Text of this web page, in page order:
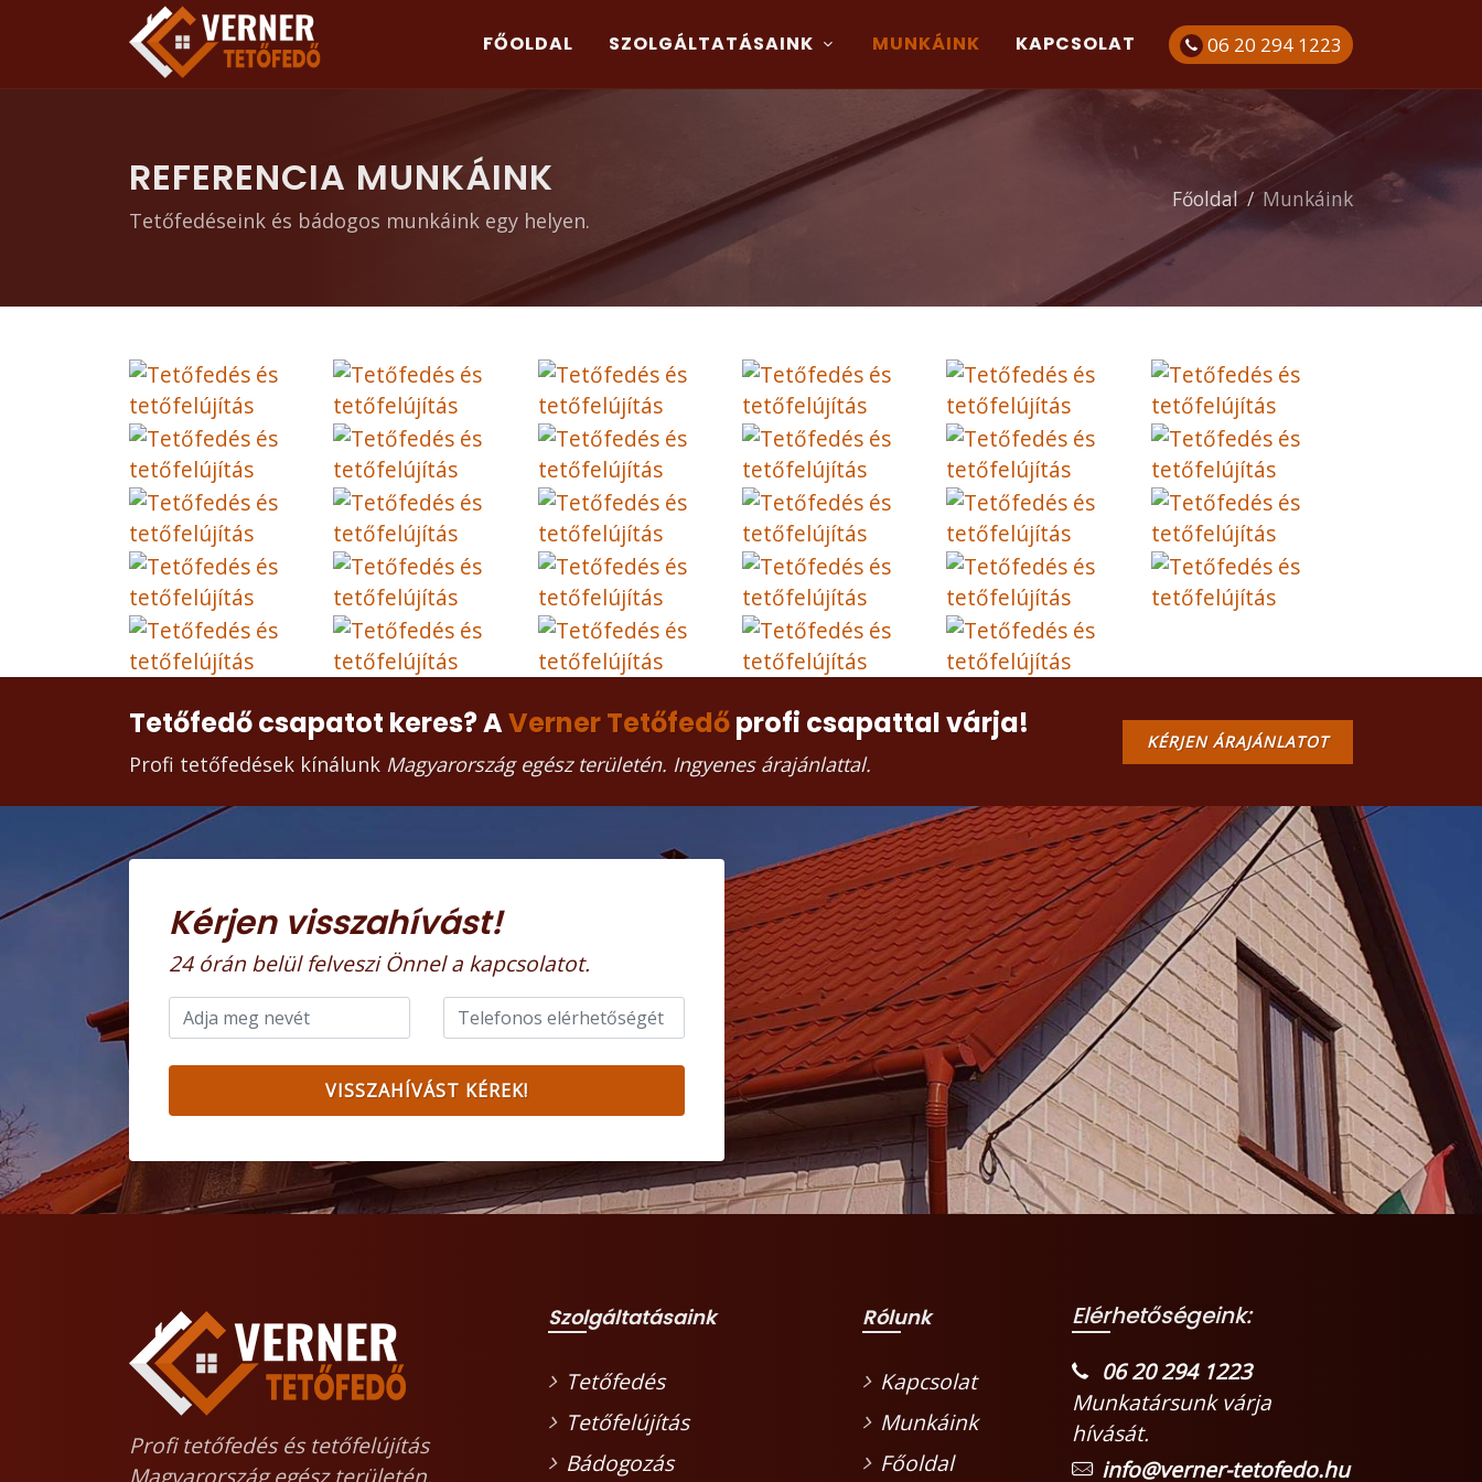
06 20 294 1223
FŐOLDAL SZOLGÁLTATÁSAINK MUNKÁINK KAPCSOLAT
REFERENCIA MUNKÁINK
Tetőfedéseink és bádogos munkáink egy helyen.
Főoldal Munkáink
Tetőfedő csapatot keres? AVerner Tetőfedőprofi csapattal várja!
Profi tetőfedések kínálunk Magyarországegész területén. Ingyenes árajánlattal.
KÉRJEN ÁRAJÁNLATOT
Kérjen visszahívást!
24 órán belül felveszi Önnel a kapcsolatot.
VISSZAHÍVÁST KÉREK!
Profi tetőfedés és tetőfelújítás
Magyarország egész területén.
Szolgáltatásaink
Tetőfedés
Tetőfelújítás
Bádogozás
Rólunk
Kapcsolat
Munkáink
Főoldal
Elérhetőségeink:
06 20 294 1223
Munkatársunk várja
hívását.
info@verner-tetofedo.hu